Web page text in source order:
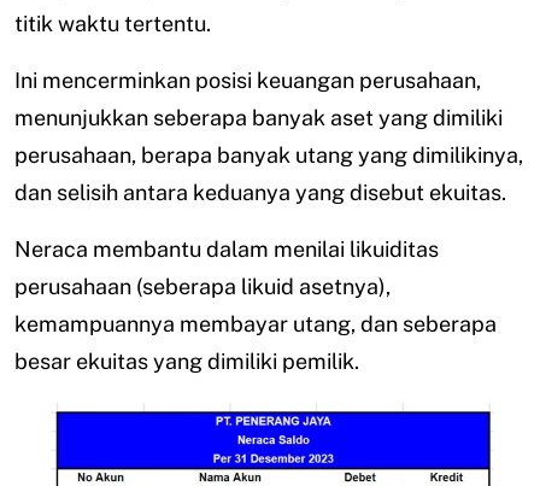
titik waktu tertentu.
Ini mencerminkan posisi keuangan perusahaan,
menunjukkan seberapa banyak aset yang dimiliki
perusahaan, berapa banyak utang yang dimilikinya,
dan selisih antara keduanya yang disebut ekuitas.
Neraca membantu dalam menilai likuiditas
perusahaan (seberapa likuid asetnya),
kemampuannya membayar utang, dan seberapa
besar ekuitas yang dimiliki pemilik.